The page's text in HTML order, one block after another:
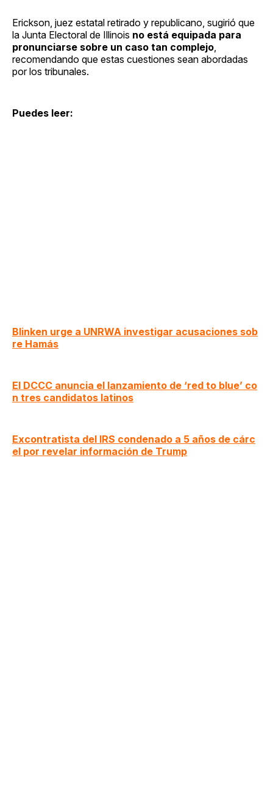
Erickson, juez estatal retirado y republicano, sugirió que
la Junta Electoral de Illinois no está equipada para
pronunciarse sobre un caso tan complejo,
recomendando que estas cuestiones sean abordadas
por los tribunales.
Puedes leer:
Blinken urge a UNRWA investigar acusaciones sob
re Hamás
El DCCC anuncia el lanzamiento de ‘red to blue’ co
n tres candidatos latinos
Excontratista del IRS condenado a 5 años de cárc
el por revelar información de Trump